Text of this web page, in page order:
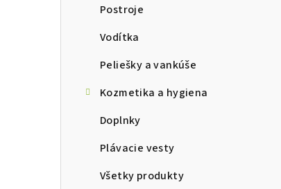
Postroje
Vodítka
Peliešky a vankúše
Kozmetika a hygiena
Doplnky
Plávacie vesty
Všetky produkty